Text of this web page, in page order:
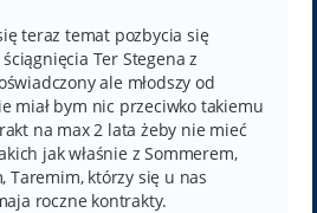
teraz temat pozbycia się
Ter Stegena z
ale młodszy od
miał bym nic przeciwko takiemu
na max 2 lata żeby nie mieć
jak właśnie z Sommerem,
Taremim, którzy się u nas
roczne kontrakty.